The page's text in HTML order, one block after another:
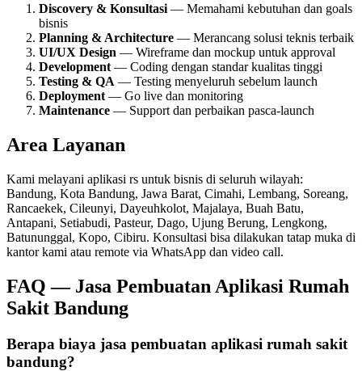
Discovery & Konsultasi — Memahami kebutuhan dan goals
bisnis
Planning & Architecture — Merancang solusi teknis terbaik
UI/UX Design — Wireframe dan mockup untuk approval
Development — Coding dengan standar kualitas tinggi
Testing & QA — Testing menyeluruh sebelum launch
Deployment — Go live dan monitoring
Maintenance — Support dan perbaikan pasca-launch
Area Layanan
Kami melayani aplikasi rs untuk bisnis di seluruh wilayah:
Bandung, Kota Bandung, Jawa Barat, Cimahi, Lembang, Soreang,
Rancaekek, Cileunyi, Dayeuhkolot, Majalaya, Buah Batu,
Antapani, Setiabudi, Pasteur, Dago, Ujung Berung, Lengkong,
Batununggal, Kopo, Cibiru. Konsultasi bisa dilakukan tatap muka di
kantor kami atau remote via WhatsApp dan video call.
FAQ — Jasa Pembuatan Aplikasi Rumah
Sakit Bandung
Berapa biaya jasa pembuatan aplikasi rumah sakit
bandung?